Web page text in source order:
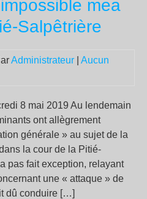
mea
Salpêtrière
Administrateur
Aucun
8 mai 2019 Au lendemain
ont allègrement
générale » au sujet de la
la cour de la Pitié-
pas fait exception, relayant
une « attaque » de
dû conduire […]